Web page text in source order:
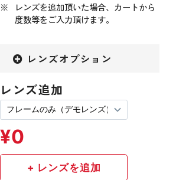
レンズを追加頂いた場合、カートから
度数等をご入力頂けます。
レンズオプション
レンズ追加